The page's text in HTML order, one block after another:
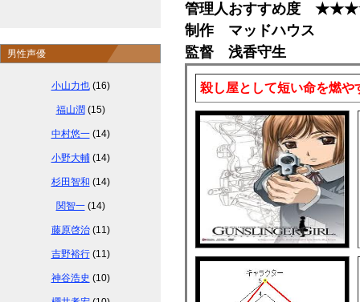
管理人おすすめ度
制作 マッドハウス
監督 浅香守生
殺し屋として短い命を燃や
男性声優
小山力也(16)
福山潤 (15)
中村悠一(14)
小野大輔(14)
杉田智和 (14)
関智一(14)
藤原啓治(11)
吉野裕行(11)
神谷浩史 (10)